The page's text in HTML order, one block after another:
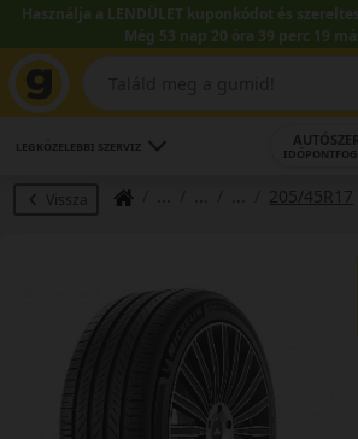
Használja a LENDÜLET kuponkódot és
Még 53 nap 20 óra 39 perc 18
LEGKÖZELEBBI SZERVIZ
Vissza 205/45R17